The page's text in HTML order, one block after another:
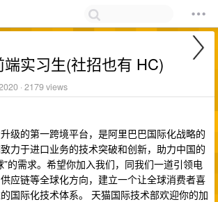
实习生(社招也有 HC)
· 2179 views
级的第一跨境平台，是阿里巴巴国际化战略的
力于进口业务的技术突破和创新，助力中国的
”的需求。希望你加入我们，同我们一道引领电
应链等全球化方向，建立一个让全球消费者喜
国际化技术体系。 天猫国际技术部欢迎你的加